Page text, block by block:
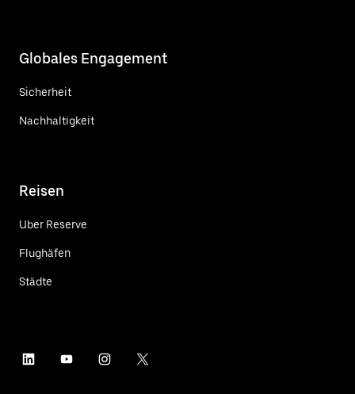
Globales Engagement
Sicherheit
Nachhaltigkeit
Reisen
Uber Reserve
Flughäfen
Städte